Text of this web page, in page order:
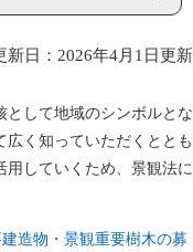
新日：2026年4月1日更新
として地域のシンボルとな
く知っていただくととも
していくため、景観法に
造物・景観重要樹木の募